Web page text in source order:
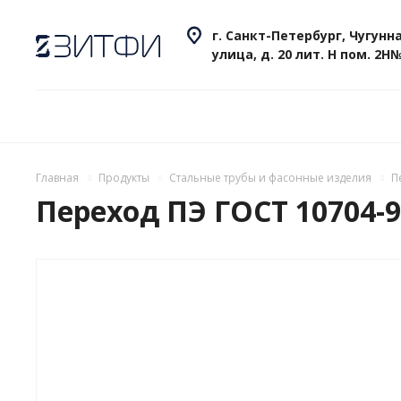
г. Санкт-Петербург,
улица, д. 20 лит. Н пом.
Главная Продукты Стальные трубы и фасонные изделия
Переход ПЭ ГОСТ 10704-